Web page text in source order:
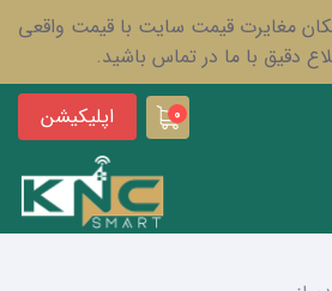
مغایرت قیمت سایت با قیمت واقعی
دقیق با ما در تماس باشید.
0 اپلیکیشن